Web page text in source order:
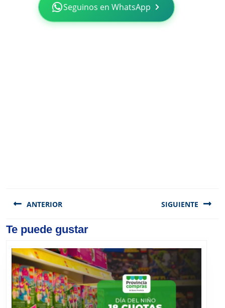
Seguinos en WhatsApp
de
ANTERIOR
Previous
SIGUIENTE
Te puede gustar